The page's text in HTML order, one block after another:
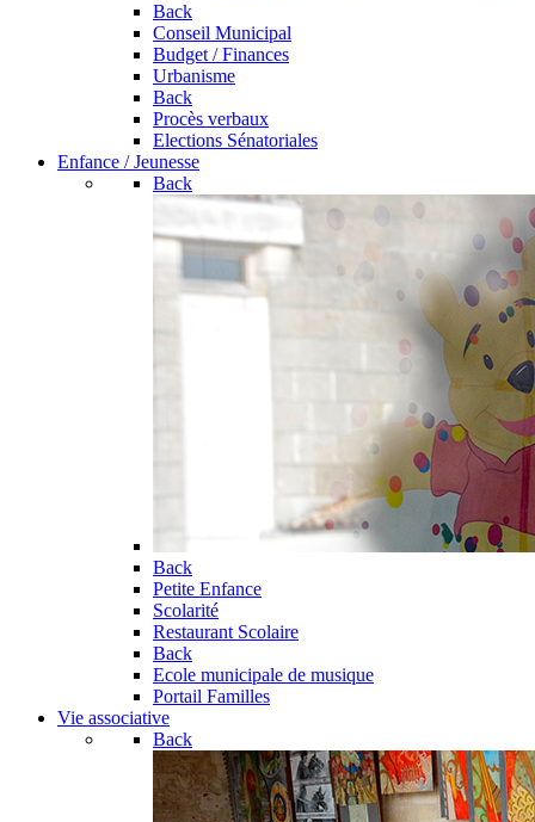
Back
Conseil Municipal
Budget / Finances
Urbanisme
Back
Procès verbaux
Elections Sénatoriales
Enfance / Jeunesse
Back
Back
Petite Enfance
Scolarité
Restaurant Scolaire
Back
Ecole municipale de musique
Portail Familles
Vie associative
Back